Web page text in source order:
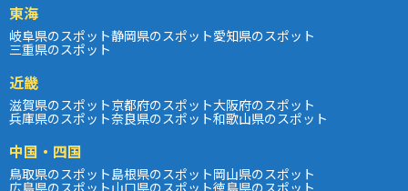
東海
岐阜県のスポット静岡県のスポット愛知県のスポット
三重県のスポット
近畿
滋賀県のスポット京都府のスポット大阪府のスポット
兵庫県のスポット奈良県のスポット和歌山県のスポット
中国・四国
鳥取県のスポット島根県のスポット岡山県のスポット
広島県のスポット山口県のスポット徳島県のスポット